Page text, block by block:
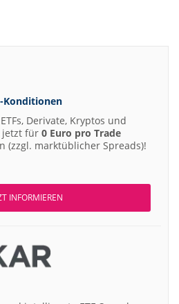
Konditionen
Derivate, Kryptos und
jetzt für 0 Euro pro Trade
(zzgl. marktüblicher Spreads)!
INFORMIEREN